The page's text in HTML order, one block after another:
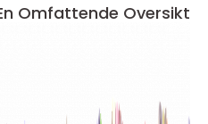
Omfattende Oversikt